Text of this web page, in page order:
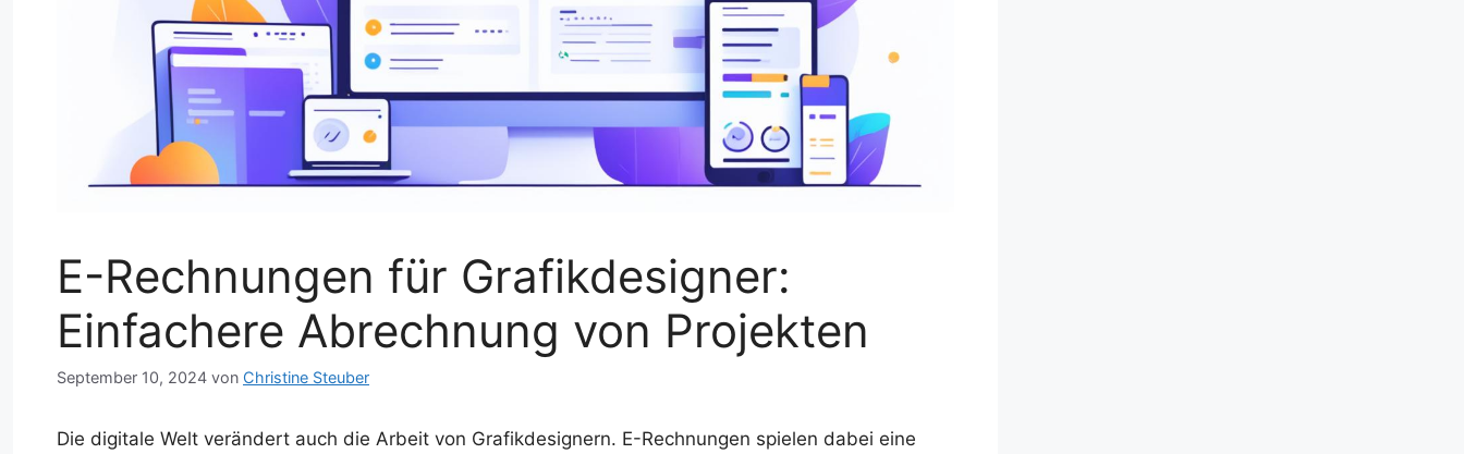
E-Rechnungen für Grafikdesigner:
Einfachere Abrechnung von Projekten
September 10, 2024 von Christine Steuber
Die digitale Welt verändert auch die Arbeit von Grafikdesignern. E-Rechnungen spielen dabei eine